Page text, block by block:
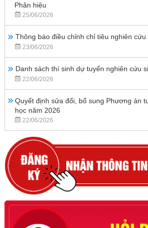
Phân hiệu
25/06/2026
Thông báo điều chỉnh chỉ tiêu nghiên cứu
23/06/2026
Danh sách thí sinh dự tuyển nghiên cứu
22/06/2026
Quyết định sửa đổi, bổ sung Phương án
học năm 2026
22/06/2026